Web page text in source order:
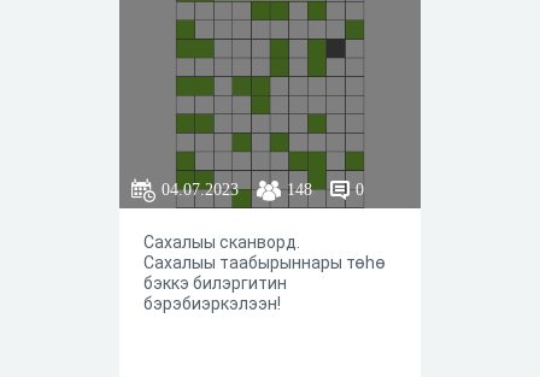
04.07.2023 148 0
Сахалыы сканворд.
Сахалыы таабырыннары төhө
бэккэ билэргитин
бэрэбиэркэлээн!